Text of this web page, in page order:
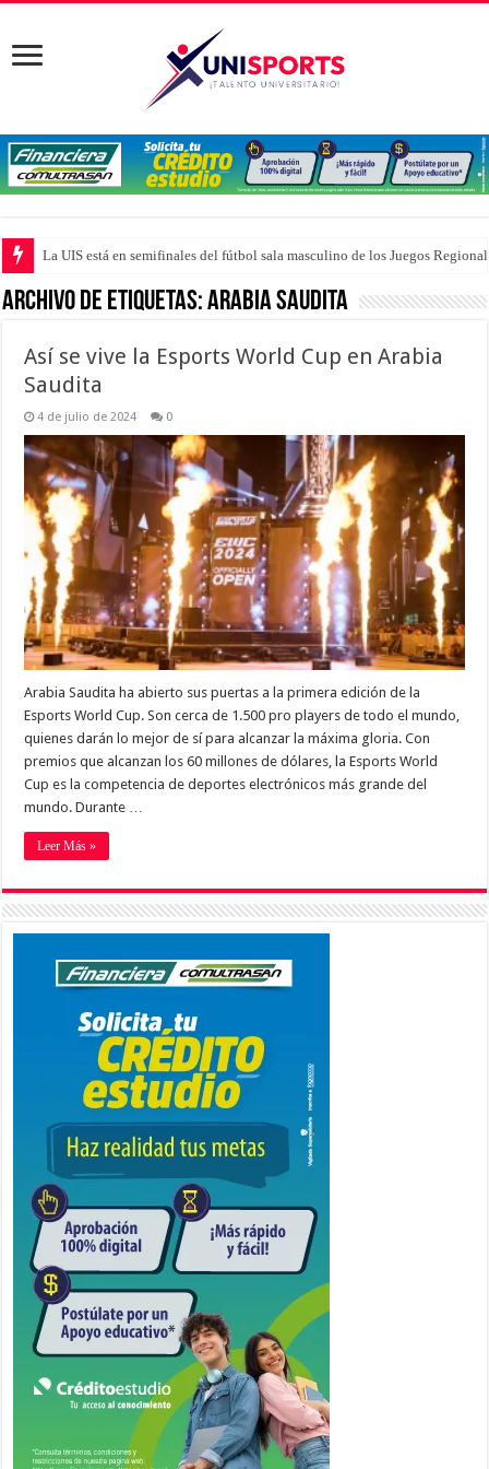
La UIS está en semifinales del fútbol sala masculino de los Juegos
Archivo de Etiquetas:Arabia Saudita
Así se vive la Esports World Cup en Arabia
Saudita
4 de julio de 2024 0
Arabia Saudita ha abierto sus puertas a la primera edición de la
Esports World Cup. Son cerca de 1.500 pro players de todo el mundo,
quienes darán lo mejor de sí para alcanzar la máxima gloria. Con
premios que alcanzan los 60 millones de dólares, la Esports World
Cup es la competencia de deportes electrónicos más grande del
mundo. Durante …
Leer Más »